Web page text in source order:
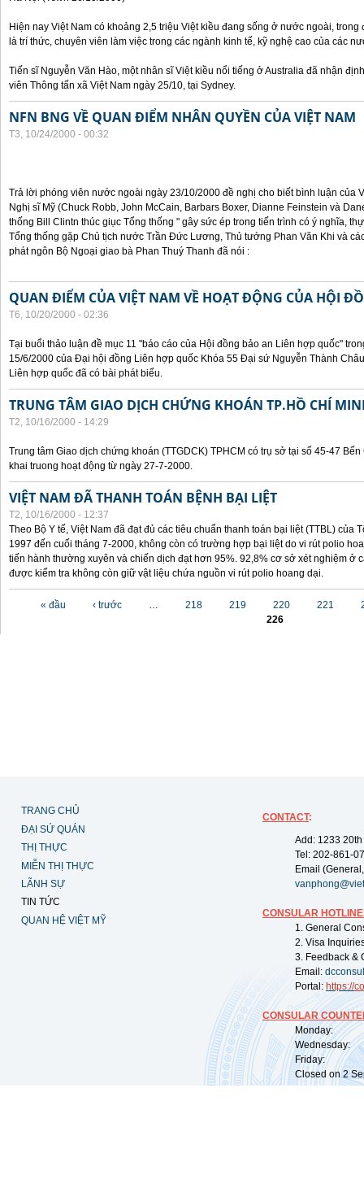
Hiện nay Việt Nam có khoảng 2,5 triệu Việt kiều đang sống ở nước ngoài,
là trí thức, chuyên viên làm việc trong các ngành kinh tế, kỹ nghệ cao của các
Tiến sĩ Nguyễn Văn Hào, một nhân sĩ Việt kiều nổi tiếng ở Australia đã nhận
viên Thông tấn xã Việt Nam ngày 25/10, tại Sydney.
NFN BNG VỀ QUAN ĐIỂM NHÂN QUYỀN CỦA VIỆT NAM
T3, 10/24/2000 - 00:32
Trả lời phóng viên nước ngoài ngày 23/10/2000 đề nghị cho biết bình luận của
Nghị sĩ Mỹ (Chuck Robb, John McCain, Barbars Boxer, Dianne Feinstein và
thống Bill Clintn thúc giục Tổng thống " gây sức ép trong tiến trình có ý nghĩa,
Tổng thống gặp Chủ tịch nước Trần Đức Lương, Thủ tướng Phan Văn Khi và
phát ngôn Bộ Ngoại giao bà Phan Thuý Thanh đã nói :
QUAN ĐIỂM CỦA VIỆT NAM VỀ HOẠT ĐỘNG CỦA HỘI
T6, 10/20/2000 - 02:36
Tại buổi thảo luận đề mục 11 "báo cáo của Hội đồng bảo an Liên hợp quốc"
15/6/2000 của Đại hội đồng Liên hợp quốc Khóa 55 Đại sứ Nguyễn Thành
Liên hợp quốc đã có bài phát biểu.
TRUNG TÂM GIAO DỊCH CHỨNG KHOÁN TP.HỒ CHÍ
T2, 10/16/2000 - 14:29
Trung tâm Giao dịch chứng khoán (TTGDCK) TPHCM có trụ sở tại số 45-47
khai truong hoạt động từ ngày 27-7-2000.
VIỆT NAM ĐÃ THANH TOÁN BỆNH BẠI LIỆT
T2, 10/16/2000 - 12:37
Theo Bộ Y tế, Việt Nam đã đạt đủ các tiêu chuẩn thanh toán bại liệt (TTBL) của
1997 đến cuối tháng 7-2000, không còn có trường hợp bại liệt do vi rút polio
tiến hành thường xuyên và chiến dịch đạt hơn 95%. 92,8% cơ sở xét nghiệm ở
được kiểm tra không còn giữ vật liệu chứa nguồn vi rút polio hoang dại.
« đầu ‹ trước … 218 219 220 221
226
TRANG CHỦ
ĐẠI SỨ QUÁN
THỊ THỰC
MIỄN THỊ THỰC
LÃNH SỰ
TIN TỨC
QUAN HỆ VIỆT MỸ
CONTACT:
Add: 1233
Tel: 202-861-
Email
CONSULAR
1. General
2. Visa
3. Feedback &
Email:
Portal: https://
CONSULAR
Monday:
Wednesday:
Friday:
Closed on 2